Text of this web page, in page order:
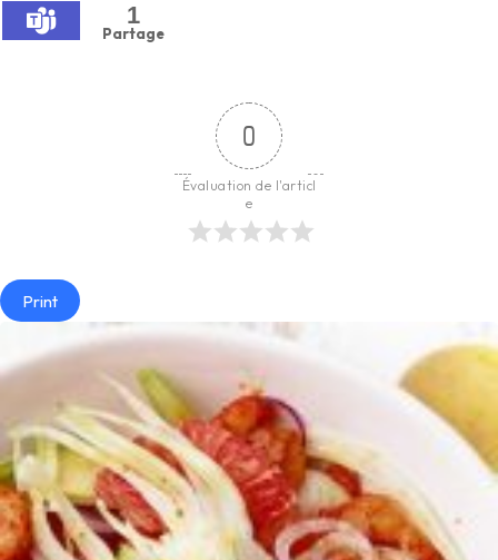
1
Partage
0
Évaluation de l'articl
e
Print